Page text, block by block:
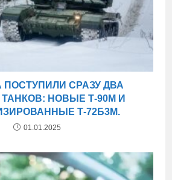
ПОСТУПИЛИ СРАЗУ ДВА
НОВЫЕ Т-90М И
Т-72Б3М.
01.01.2025